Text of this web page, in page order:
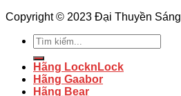
Copyright © 2023 Đại Thuyền Sáng
Tìm
kiếm:
Hãng LocknLock
Hãng Gaabor
Hãng Bear